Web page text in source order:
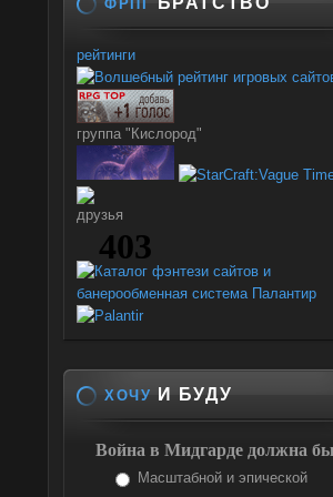
ФРПГ
рейтинги
группа "Кислород"
друзья
ХОЧУ И БУДУ
Война в Мидгарде должна
Масштабной и эпической